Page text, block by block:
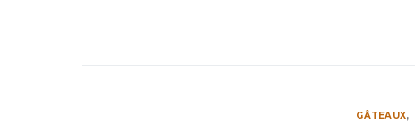
GÂTEAUX